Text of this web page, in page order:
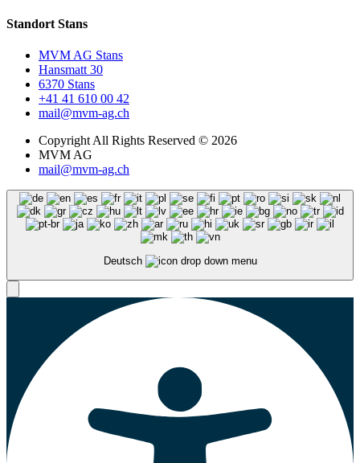
Standort Stans
MVM AG Stans
Hansmatt 30
6370 Stans
+41 41 610 00 42
mail@mvm-ag.ch
Copyright All Rights Reserved © 2026
MVM AG
mail@mvm-ag.ch
Deutsch